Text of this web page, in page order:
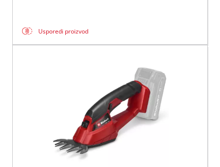
Usporedi proizvod